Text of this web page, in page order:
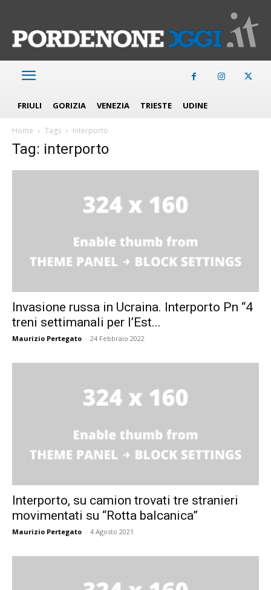
FRIULI GORIZIA VENEZIA TRIESTE UDINE
Home Tags Interporto
Tag: interporto
Invasione russa in Ucraina. Interporto Pn “4
treni settimanali per l’Est...
Maurizio Pertegato - 24 Febbraio 2022
Interporto, su camion trovati tre stranieri
movimentati su “Rotta balcanica”
Maurizio Pertegato - 4 Agosto 2021